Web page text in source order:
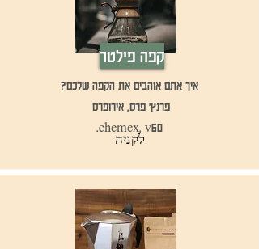
קפה פילטר
?איך אתם אוהבים את הקפה שלכם
פרנץ' פרס, אירופרס
chemex, v60.
לקניה